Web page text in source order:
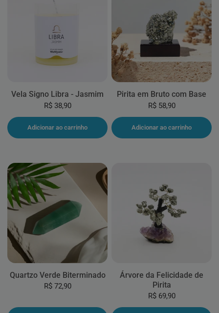
Vela Signo Libra - Jasmim
R$ 38,90
Adicionar ao carrinho
Pirita em Bruto com Base
R$ 58,90
Adicionar ao carrinho
Quartzo Verde Biterminado
R$ 72,90
Árvore da Felicidade de
Pirita
R$ 69,90